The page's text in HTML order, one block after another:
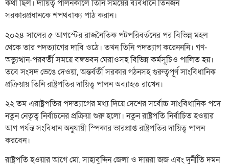
কথা ছিল। দায়িত্ব পালনকালে তিনি সময়ের ব্যবধানে তিনজন
সরকারপ্রধানকে শপথবাক্য পাঠ করান।
২০২৪ সালের ৫ আগস্টের রাজনৈতিক পটপরিবর্তনের পর বিভিন্ন মহল
থেকে তার পদত্যাগের দাবি ওঠে। তখন তিনি পদত্যাগ করেনননি। গণ-
অভ্যুত্থান-পরবর্তী সময়ে বঙ্গভবন ঘেরাওসহ বিভিন্ন কর্মসূচিও পালিত হয়।
তবে সংসদ ভেঙে দেওয়া, অন্তর্বর্তী সরকার গঠনসহ গুরুত্বপূর্ণ সাংবিধানিক
প্রক্রিয়ায় তিনি রাষ্ট্রপতির দায়িত্ব পালন অব্যাহত রাখেন।
২২ তম এরাষ্ট্রপতির পদত্যাগের মধ্য দিয়ে দেশের সর্বোচ্চ সাংবিধানিক পদে
নতুন নেতৃত্ব নির্বাচনের প্রক্রিয়া শুরু হলো। নতুন রাষ্ট্রপতি নির্বাচিত হওয়ার
আগ পর্যন্ত সংবিধান অনুযায়ী স্পিকার ভারপ্রাপ্ত রাষ্ট্রপতির দায়িত্ব পালন
করবেন।
রাষ্ট্রপতি হওয়ার আগে মো. সাহাবুদ্দিন জেলা ও দায়রা জজ এবং দুর্নীতি দমন